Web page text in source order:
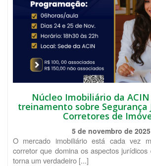
Núcleo Imobiliário da
treinamento sobre Segurança
Corretores de
5 de novembro de 2025
O mercado imobiliário está cada vez
corretor que domina os aspectos jurídicos
torna um verdadeiro [...]